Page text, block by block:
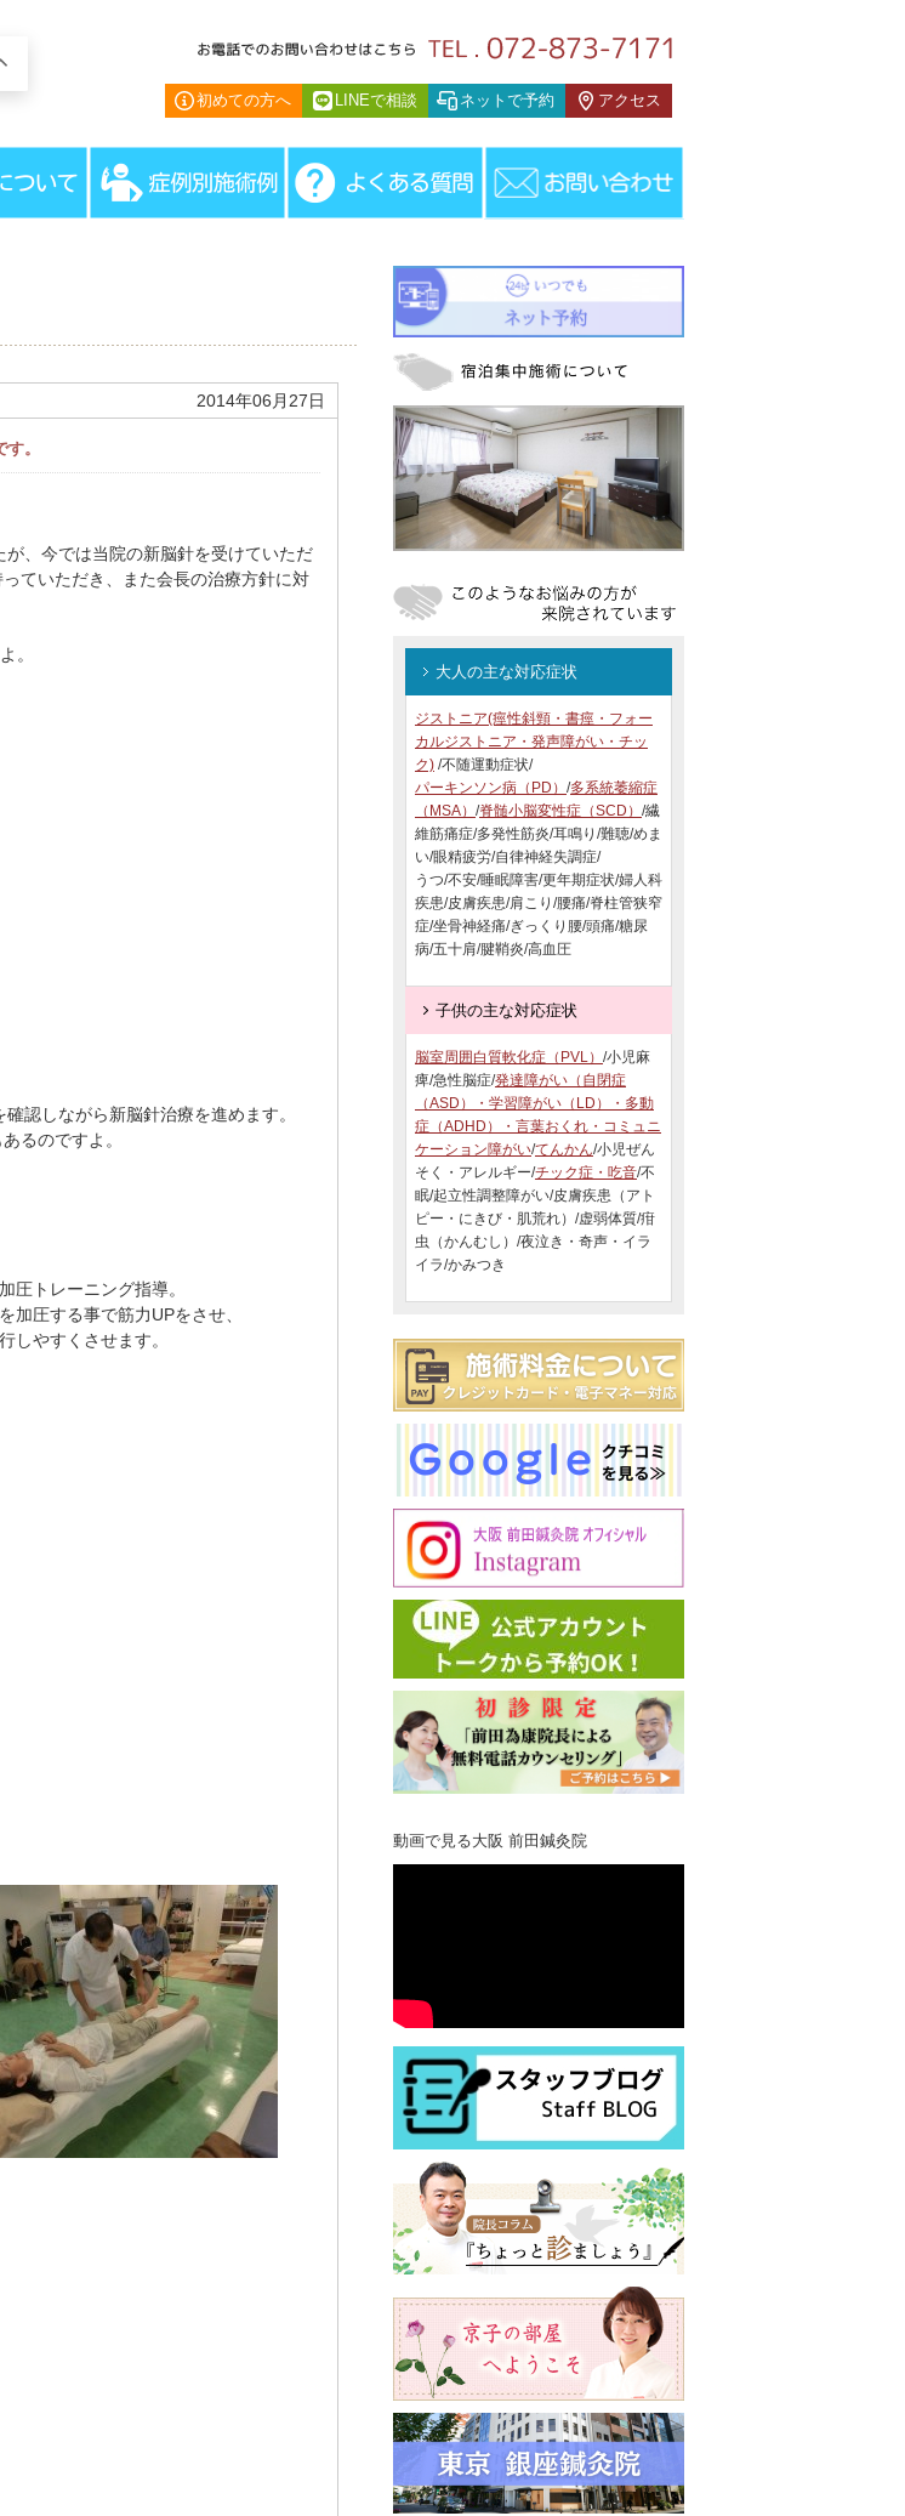
初めての方へ LINEで相談 ネットで予約 アクセス
スタッフブログ
スタッフブログ＞ MSA：多系統委縮症…富山県から宿泊集中治療でお越しのＯさんです。
2014年06月27日
。
、今では当院の新脳針を受けていただ
ていただき、また会長の治療方針に対
。
認しながら新脳針治療を進めます。
るのですよ。
圧トレーニング指導。
加圧する事で筋力UPをさせ、
しやすくさせます。
大人の主な対応症状
ジストニア(痙性斜頸・書痙・フォー
カルジストニア・発声障がい・チッ
ク) /不随運動症状/
パーキンソン病（PD） /多系統萎縮症
（MSA） /脊髄小脳変性症（SCD） /繊
維筋痛症/多発性筋炎/耳鳴り/難聴/めま
い/眼精疲労/自律神経失調症/
うつ/不安/睡眠障害/更年期症状/婦人科
疾患/皮膚疾患/肩こり/腰痛/脊柱管狭窄
症/坐骨神経痛/ぎっくり腰/頭痛/糖尿
病/五十肩/腱鞘炎/高血圧
子供の主な対応症状
脳室周囲白質軟化症（PVL） /小児麻
痺/急性脳症/発達障がい（自閉症
（ASD）・学習障がい（LD）・多動
症（ADHD）・言葉おくれ・コミュニ
ケーション障がい/てんかん/小児ぜん
そく・アレルギー/チック症・吃音/不
眠/起立性調整障がい/皮膚疾患（アト
ピー・にきび・肌荒れ）/虚弱体質/疳
虫（かんむし）/夜泣き・奇声・イラ
イラ/かみつき
動画で見る大阪 前田鍼灸院